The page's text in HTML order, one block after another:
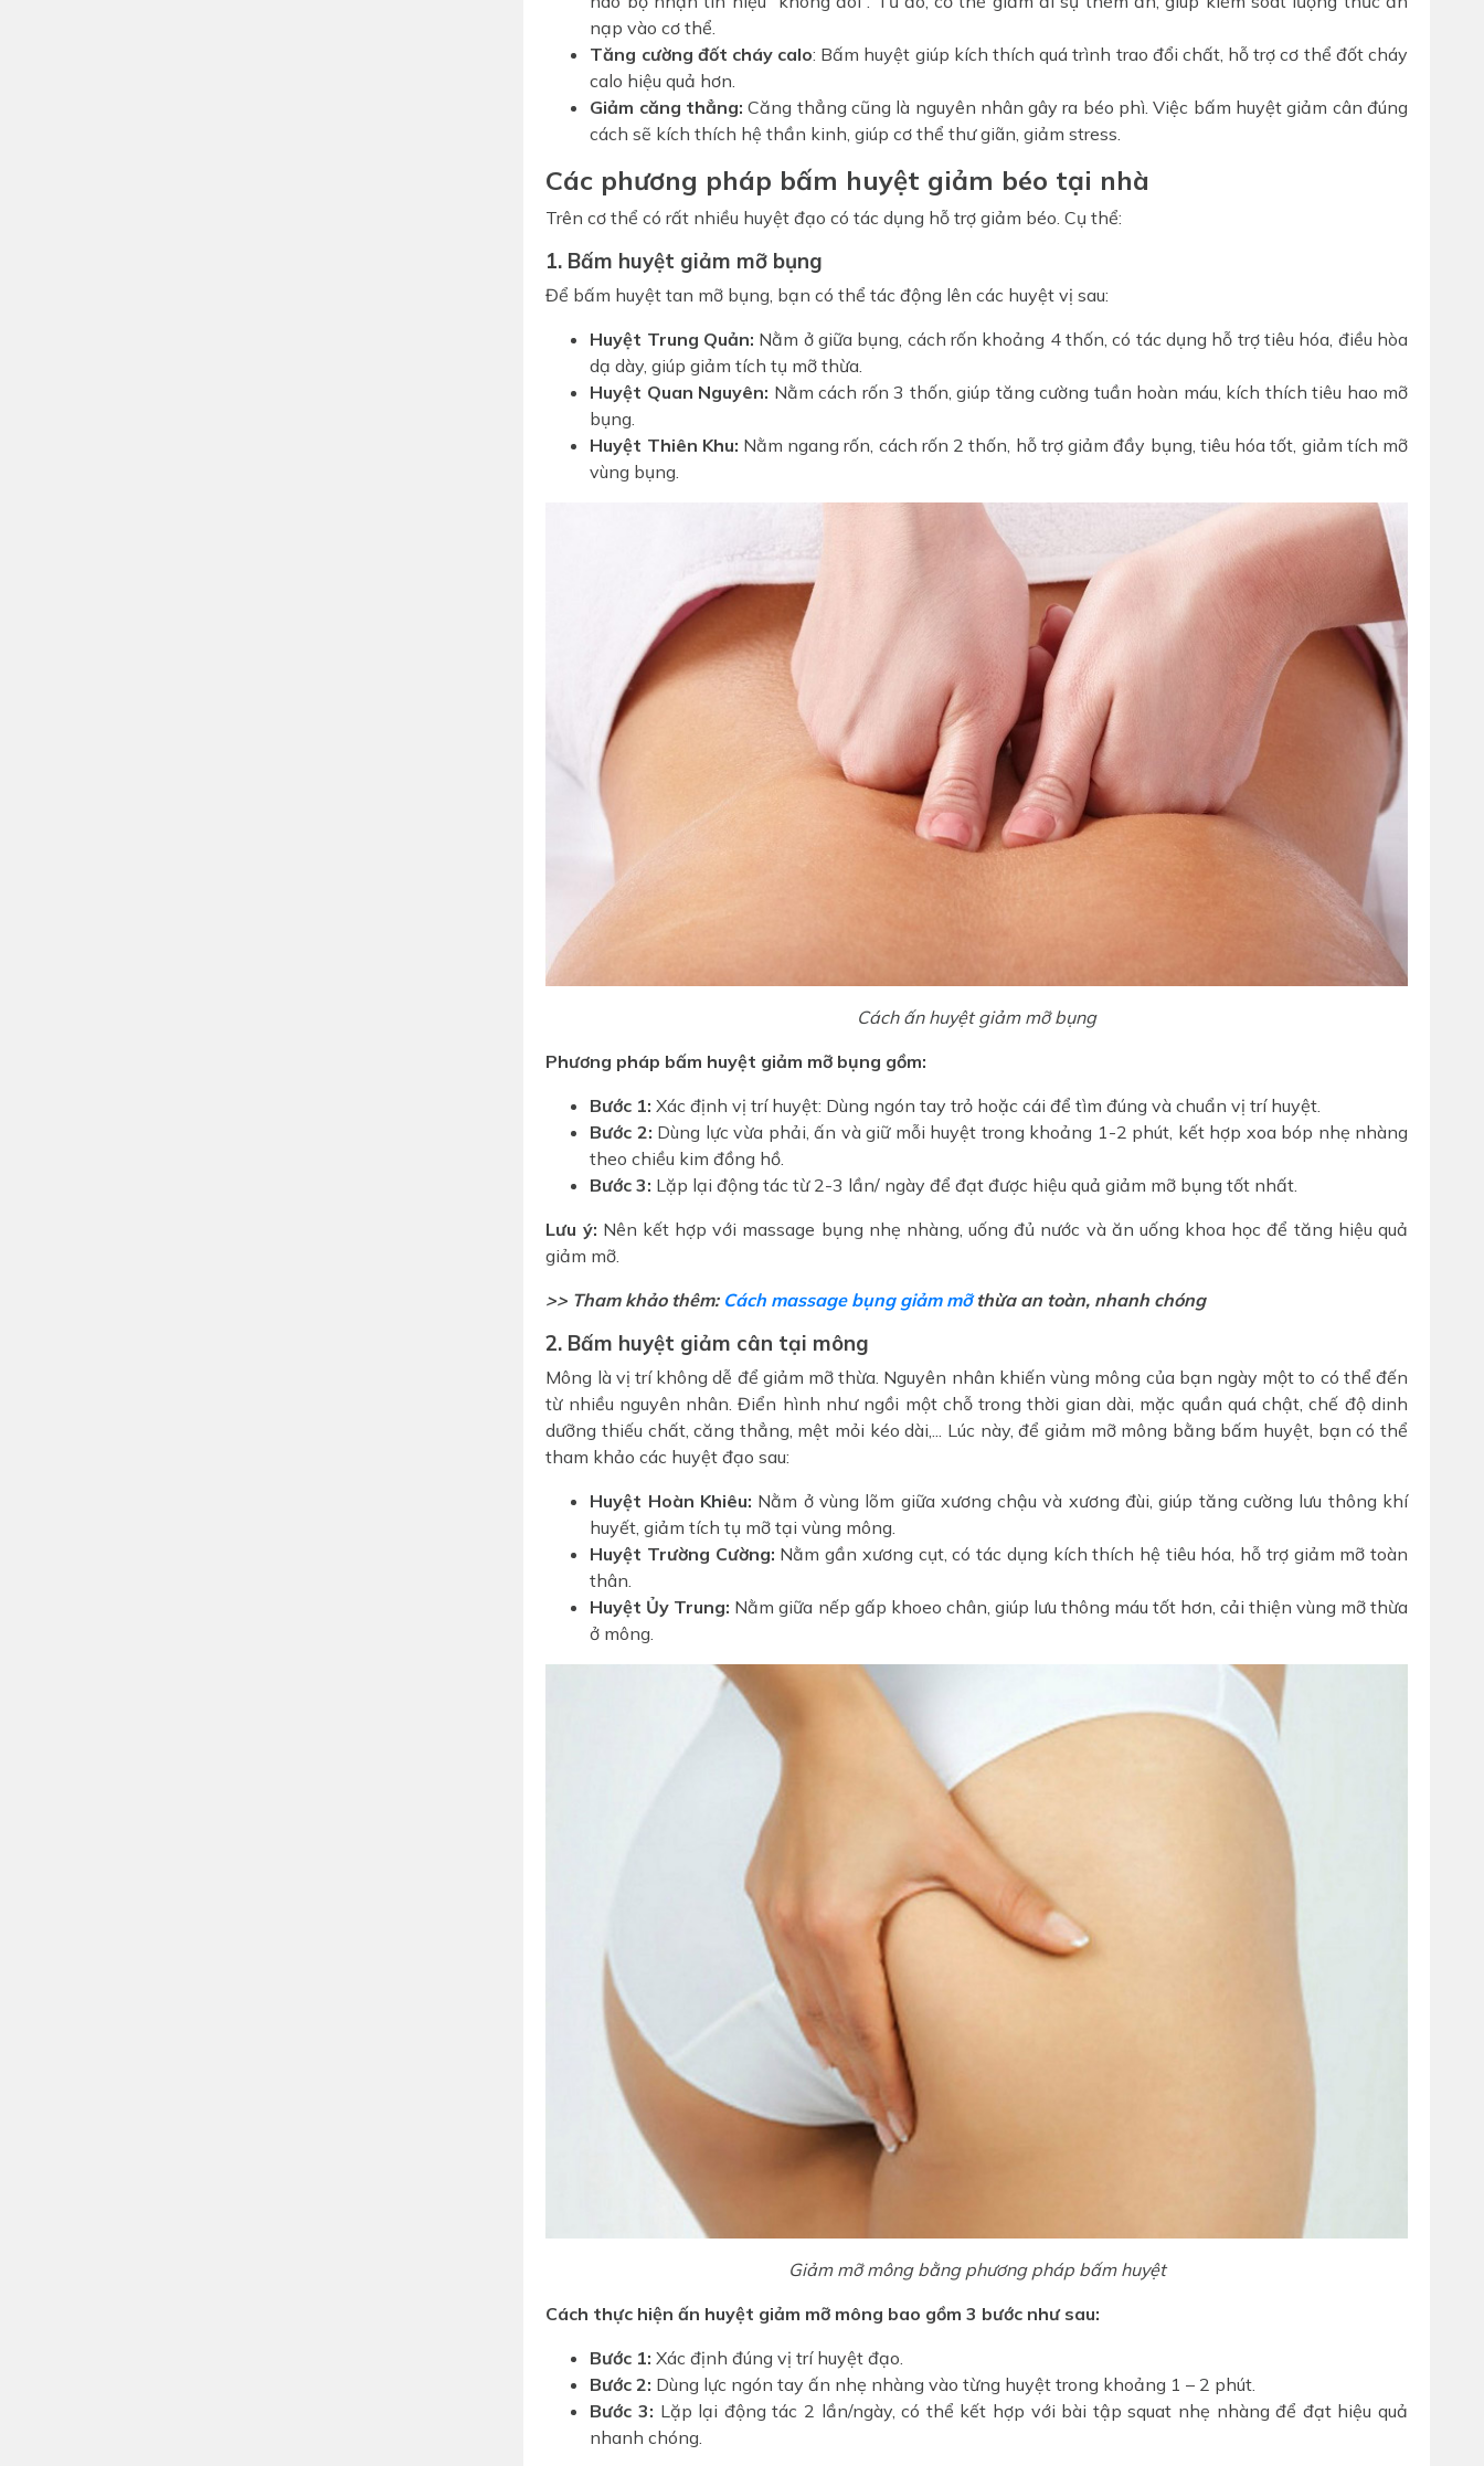
nạp vào cơ thể.
Tăng cường đốt cháy calo: Bấm huyệt giúp kích thích quá trình trao đổi chất, hỗ trợ cơ thể đốt cháy
calo hiệu quả hơn.
Giảm căng thẳng: Căng thẳng cũng là nguyên nhân gây ra béo phì. Việc bấm huyệt giảm cân đúng
cách sẽ kích thích hệ thần kinh, giúp cơ thể thư giãn, giảm stress.
Các phương pháp bấm huyệt giảm béo tại nhà
Trên cơ thể có rất nhiều huyệt đạo có tác dụng hỗ trợ giảm béo. Cụ thể:
1. Bấm huyệt giảm mỡ bụng
Để bấm huyệt tan mỡ bụng, bạn có thể tác động lên các huyệt vị sau:
Huyệt Trung Quản: Nằm ở giữa bụng, cách rốn khoảng 4 thốn, có tác dụng hỗ trợ tiêu hóa, điều hòa
dạ dày, giúp giảm tích tụ mỡ thừa.
Huyệt Quan Nguyên: Nằm cách rốn 3 thốn, giúp tăng cường tuần hoàn máu, kích thích tiêu hao mỡ
bụng.
Huyệt Thiên Khu: Nằm ngang rốn, cách rốn 2 thốn, hỗ trợ giảm đầy bụng, tiêu hóa tốt, giảm tích mỡ
vùng bụng.
Cách ấn huyệt giảm mỡ bụng
Phương pháp bấm huyệt giảm mỡ bụng gồm:
Bước 1:Xác định vị trí huyệt: Dùng ngón tay trỏ hoặc cái để tìm đúng và chuẩn vị trí huyệt.
Bước 2: Dùng lực vừa phải, ấn và giữ mỗi huyệt trong khoảng 1-2 phút, kết hợp xoa bóp nhẹ nhàng
theo chiều kim đồng hồ.
Bước 3: Lặp lại động tác từ 2-3 lần/ ngày để đạt được hiệu quả giảm mỡ bụng tốt nhất.
Lưu ý: Nên kết hợp với massage bụng nhẹ nhàng, uống đủ nước và ăn uống khoa học để tăng hiệu quả
giảm mỡ.
>> Tham khảo thêm: Cách massage bụng giảm mỡthừa an toàn, nhanh chóng
2. Bấm huyệt giảm cân tại mông
Mông là vị trí không dễ để giảm mỡ thừa. Nguyên nhân khiến vùng mông của bạn ngày một to có thể đến
từ nhiều nguyên nhân. Điển hình như ngồi một chỗ trong thời gian dài, mặc quần quá chật, chế độ dinh
dưỡng thiếu chất, căng thẳng, mệt mỏi kéo dài,... Lúc này, để giảm mỡ mông bằng bấm huyệt, bạn có thể
tham khảo các huyệt đạo sau:
Huyệt Hoàn Khiêu: Nằm ở vùng lõm giữa xương chậu và xương đùi, giúp tăng cường lưu thông khí
huyết, giảm tích tụ mỡ tại vùng mông.
Huyệt Trường Cường: Nằm gần xương cụt, có tác dụng kích thích hệ tiêu hóa, hỗ trợ giảm mỡ toàn
thân.
Huyệt Ủy Trung: Nằm giữa nếp gấp khoeo chân, giúp lưu thông máu tốt hơn, cải thiện vùng mỡ thừa
ở mông.
Giảm mỡ mông bằng phương pháp bấm huyệt
Cách thực hiện ấn huyệt giảm mỡ mông bao gồm 3 bước như sau:
Bước 1: Xác định đúng vị trí huyệt đạo.
Bước 2: Dùng lực ngón tay ấn nhẹ nhàng vào từng huyệt trong khoảng 1 – 2 phút.
Bước 3: Lặp lại động tác 2 lần/ngày, có thể kết hợp với bài tập squat nhẹ nhàng để đạt hiệu quả
nhanh chóng.